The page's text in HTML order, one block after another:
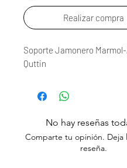
Realizar compra
Soporte Jamonero
Quttin
No hay reseñas
Comparte tu opinión. Deja
reseña.